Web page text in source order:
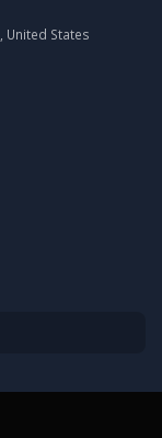
United States